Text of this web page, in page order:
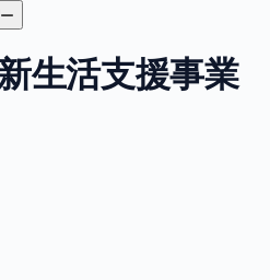
生活支援事業